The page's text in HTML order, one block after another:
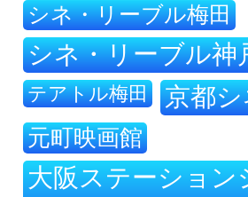
シネ・リーブル梅田
シネ・リーブル神
テアトル梅田 京都
元町映画館
大阪ステーション